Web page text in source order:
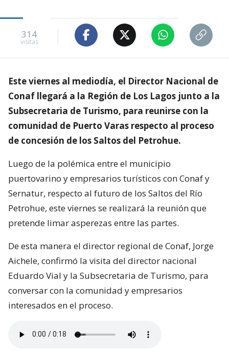
314
visitas
Este viernes al mediodía, el Director Nacional de
Conaf llegará a la Región de Los Lagos junto a la
Subsecretaria de Turismo, para reunirse con la
comunidad de Puerto Varas respecto al proceso
de concesión de los Saltos del Petrohue.
Luego de la polémica entre el municipio
puertovarino y empresarios turísticos con Conaf y
Sernatur, respecto al futuro de los Saltos del Río
Petrohue, este viernes se realizará la reunión que
pretende limar asperezas entre las partes.
De esta manera el director regional de Conaf, Jorge
Aichele, confirmó la visita del director nacional
Eduardo Vial y la Subsecretaria de Turismo, para
conversar con la comunidad y empresarios
interesados en el proceso.